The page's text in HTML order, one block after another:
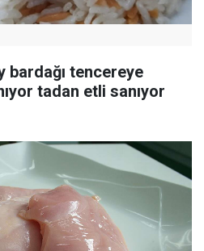
bardağı tencereye
tadan etli sanıyor